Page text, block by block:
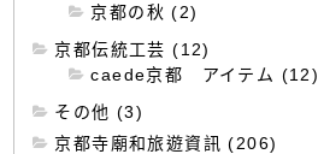
京都の秋 (2)
京都伝統工芸 (12)
caede京都 アイテム (12)
その他 (3)
京都寺廟和旅遊資訊 (206)